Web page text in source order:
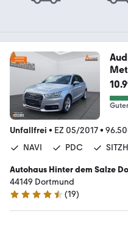
*
Unfallfrei • EZ 05/2017•
NAVI
PDC
Autohaus Hinter dem Salze
44149 Dortmund
4.4 Sterne
(19)